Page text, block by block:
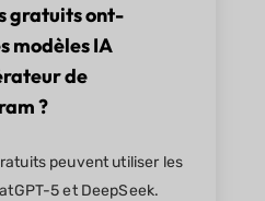
gratuits ont-
modèles IA
de
?
peuvent utiliser les
5 et DeepSeek.